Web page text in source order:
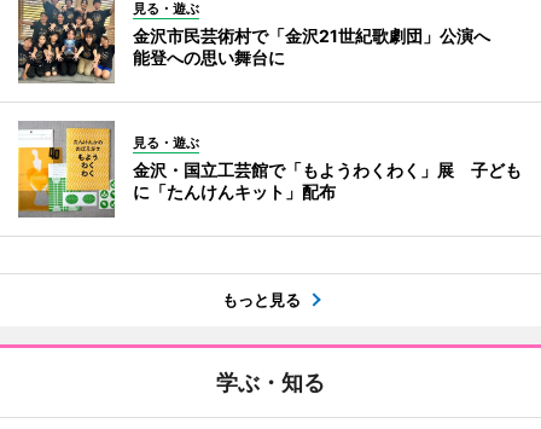
見る・遊ぶ
金沢市民芸術村で「金沢21世紀歌劇団」公演へ
能登への思い舞台に
見る・遊ぶ
金沢・国立工芸館で「もようわくわく」展 子ども
に「たんけんキット」配布
もっと見る
学ぶ・知る